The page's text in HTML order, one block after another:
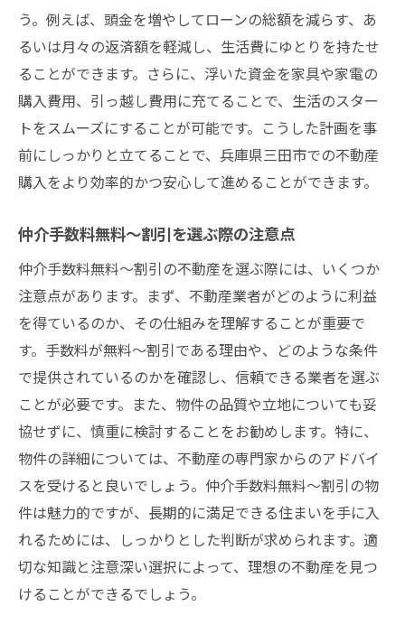
う。例えば、頭金を増やしてローンの総額を減らす、あ
るいは月々の返済額を軽減し、生活費にゆとりを持たせ
ることができます。さらに、浮いた資金を家具や家電の
購入費用、引っ越し費用に充てることで、生活のスター
トをスムーズにすることが可能です。こうした計画を事
前にしっかりと立てることで、兵庫県三田市での不動産
購入をより効率的かつ安心して進めることができます。
仲介手数料無料～割引を選ぶ際の注意点
仲介手数料無料～割引の不動産を選ぶ際には、いくつか
注意点があります。まず、不動産業者がどのように利益
を得ているのか、その仕組みを理解することが重要で
す。手数料が無料～割引である理由や、どのような条件
で提供されているのかを確認し、信頼できる業者を選ぶ
ことが必要です。また、物件の品質や立地についても妥
協せずに、慎重に検討することをお勧めします。特に、
物件の詳細については、不動産の専門家からのアドバイ
スを受けると良いでしょう。仲介手数料無料～割引の物
件は魅力的ですが、長期的に満足できる住まいを手に入
れるためには、しっかりとした判断が求められます。適
切な知識と注意深い選択によって、理想の不動産を見つ
けることができるでしょう。